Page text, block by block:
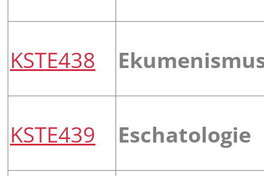
KSTE438
KSTE439 Eschatologie